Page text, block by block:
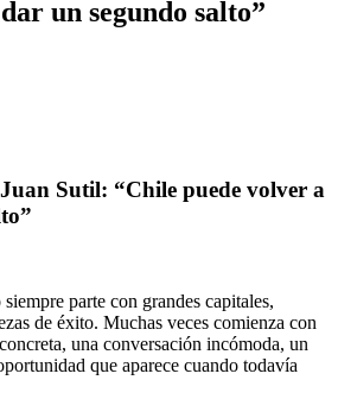
un segundo salto”
Sutil: “Chile puede volver a
parte con grandes capitales,
de éxito. Muchas veces comienza con
una conversación incómoda, un
que aparece cuando todavía